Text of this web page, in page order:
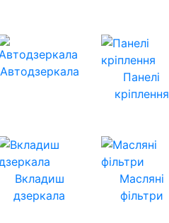
Автодзеркала
Панелі
кріплення
Вкладиш
дзеркала
Масляні
фільтри